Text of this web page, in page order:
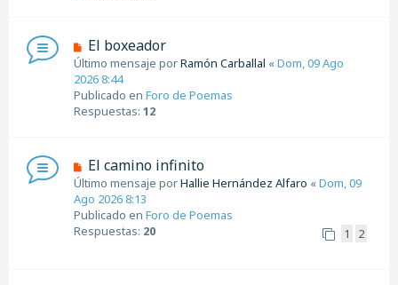
s
a
j
e
N
u
e
v
o
s
a
j
e
El boxeador
Último mensaje porRamón Carballal «Dom, 09 Ago
2026 8:44
Publicado en Foro de Poemas
Respuestas: 12
N
u
e
v
o
El camino infinito
Último mensaje porHallie Hernández Alfaro «Dom, 09
Ago 2026 8:13
Publicado en Foro de Poemas
Respuestas: 20 1 2